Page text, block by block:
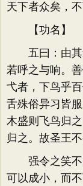
天下者众矣，
【功名】
五曰：由其
若呼之与响。
弋者，下鸟乎
舌殊俗异习皆
木盛则飞鸟归
归之。故圣王
强令之笑不
可以成小，而不